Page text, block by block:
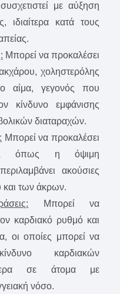
με αύξηση
ιδιαίτερα κατά τους
Mπορεί να προκαλέσει
χοληστερόλης
αίμα, γεγονός που
κίνδυνο εμφάνισης
διαταραχών.
Mπορεί να προκαλέσει
όπως η όψιμη
ακούσιες
και των άκρων.
Mπορεί να
καρδιακό ρυθμό και
οι οποίες μπορεί να
καρδιακών
σε άτομα με
νόσο.